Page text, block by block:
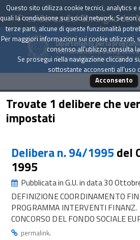
Presidenza del Consiglio dei
Dipartimento per la
coordinamento della
Archivio delle Delibere CIPE dal
Trovate 1 delibere che
impostati
Delibera n. 94/1995 del
1995
Pubblicata in G.U. in data 30
DEFINIZIONE COORDINAMENTO
PROGRAMMA INTERVENTI FINANZ.
CONCORSO DEL FONDO SOCIALE
permalink.
Questo sito utilizza cookie tecnici, analytics
quali la condivisione sui social network. Se
terze parti, alcune di queste funzionalità
Per maggiori informazioni sui cookie utilizzati,
consenso all'utilizzo consulta
Se prosegui nella navigazione cliccando
sottostante acconsenti all'uso
Acconsento